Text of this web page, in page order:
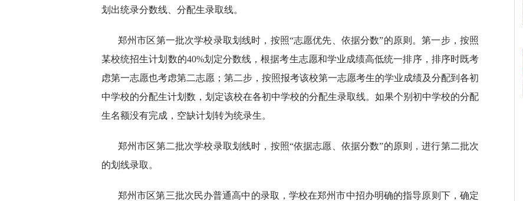
划出统录分数线、分配生录取线。
郑州市区第一批次学校录取划线时，按照“志愿优先、依据分数”的原则。第一步，按照
某校统招生计划数的40%划定分数线，根据考生志愿和学业成绩高低统一排序，排序时既考
虑第一志愿也考虑第二志愿；第二步，按照报考该校第一志愿考生的学业成绩及分配到各初
中学校的分配生计划数，划定该校在各初中学校的分配生录取线。如果个别初中学校的分配
生名额没有完成，空缺计划转为统录生。
郑州市区第二批次学校录取划线时，按照“依据志愿、依据分数”的原则，进行第二批次
的划线录取。
郑州市区第三批次民办普通高中的录取，学校在郑州市中招办明确的指导原则下，确定